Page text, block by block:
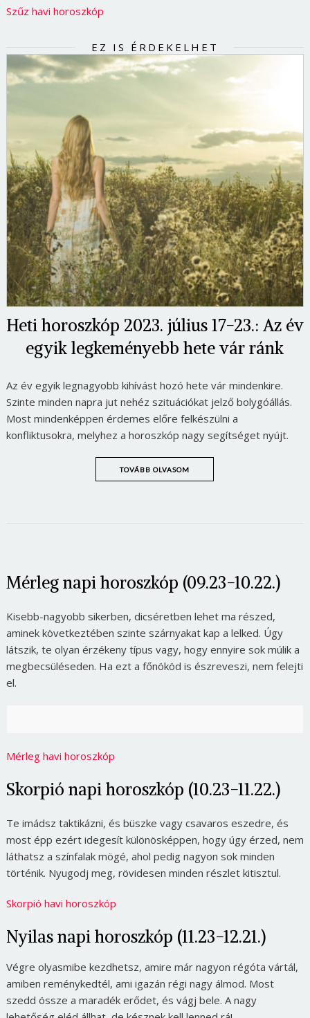
Szűz havi horoszkóp
EZ IS ÉRDEKELHET
Heti horoszkóp 2023. július 17-23.: Az év
egyik legkeményebb hete vár ránk
Az év egyik legnagyobb kihívást hozó hete vár mindenkire.
Szinte minden napra jut nehéz szituációkat jelző bolygóállás.
Most mindenképpen érdemes előre felkészülni a
konfliktusokra, melyhez a horoszkóp nagy segítséget nyújt.
TOVÁBB OLVASOM
Mérleg napi horoszkóp (09.23-10.22.)
Kisebb-nagyobb sikerben, dicséretben lehet ma részed,
aminek következtében szinte szárnyakat kap a lelked. Úgy
látszik, te olyan érzékeny típus vagy, hogy ennyire sok múlik a
megbecsüléseden. Ha ezt a főnököd is észreveszi, nem felejti
el.
Mérleg havi horoszkóp
Skorpió napi horoszkóp (10.23-11.22.)
Te imádsz taktikázni, és büszke vagy csavaros eszedre, és
most épp ezért idegesít különösképpen, hogy úgy érzed, nem
láthatsz a színfalak mögé, ahol pedig nagyon sok minden
történik. Nyugodj meg, rövidesen minden részlet kitisztul.
Skorpió havi horoszkóp
Nyilas napi horoszkóp (11.23-12.21.)
Végre olyasmibe kezdhetsz, amire már nagyon régóta vártál,
amiben reménykedtél, ami igazán régi nagy álmod. Most
szedd össze a maradék erődet, és vágj bele. A nagy